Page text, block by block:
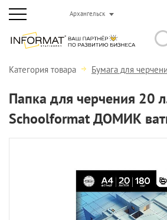
Архангельск
Категория товара Бумага для
Папка для черчения 20
Schoolformat ДОМИК